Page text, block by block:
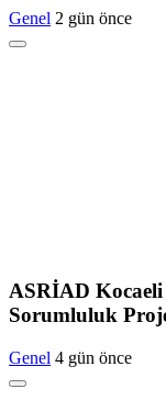
Genel 2 gün önce
ASRİAD Kocaeli
Sorumluluk
Genel 4 gün önce